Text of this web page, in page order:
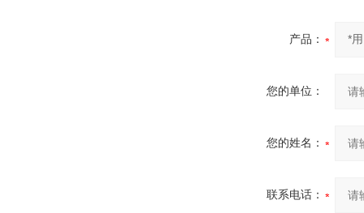
产品：
您的单位：
您的姓名：
联系电话：